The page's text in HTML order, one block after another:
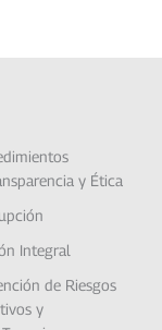
y Ética
Integral
de Riesgos
y